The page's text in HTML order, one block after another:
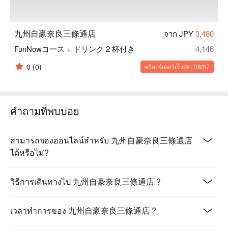
九州自豪奈良三條通店 จาก JPY3,480
FunNowコース + ドリンク 2 杯付き
4,146
0 (0) พรีออร์เดอร์เร็วสุด: 08/07
คำถามที่พบบ่อย
สามารถจองออนไลน์สำหรับ 九州自豪奈良三條通店
ได้หรือไม่?
วิธีการเดินทางไป 九州自豪奈良三條通店 ?
เวลาทำการของ 九州自豪奈良三條通店 ?